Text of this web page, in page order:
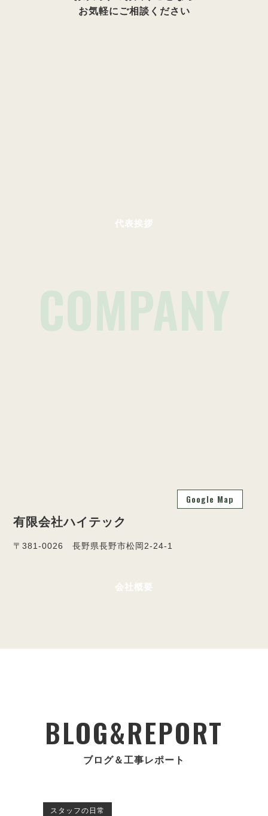
お気軽にご相談ください
代表挨拶
COMPANY
Google Map
有限会社ハイテック
〒381-0026 長野県長野市松岡2-24-1
会社概要
BLOG&REPORT
ブログ＆工事レポート
スタッフの日常